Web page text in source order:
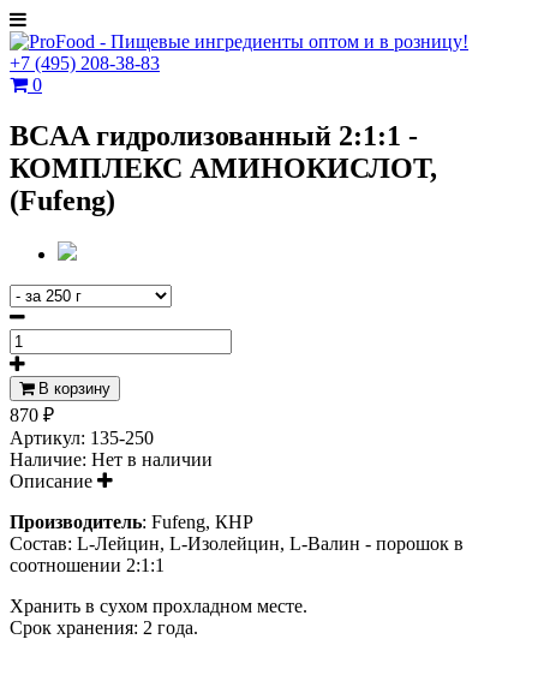
+7 (495) 208-38-83
0
BCAA гидролизованный 2:1:1 -
КОМПЛЕКС АМИНОКИСЛОТ,
(Fufeng)
В корзину
870 ₽
Артикул: 135-250
Наличие: Нет в наличии
Описание
Производитель: Fufeng, КНР
Состав: L-Лейцин, L-Изолейцин, L-Валин - порошок в
соотношении 2:1:1
Хранить в сухом прохладном месте.
Срок хранения: 2 года.